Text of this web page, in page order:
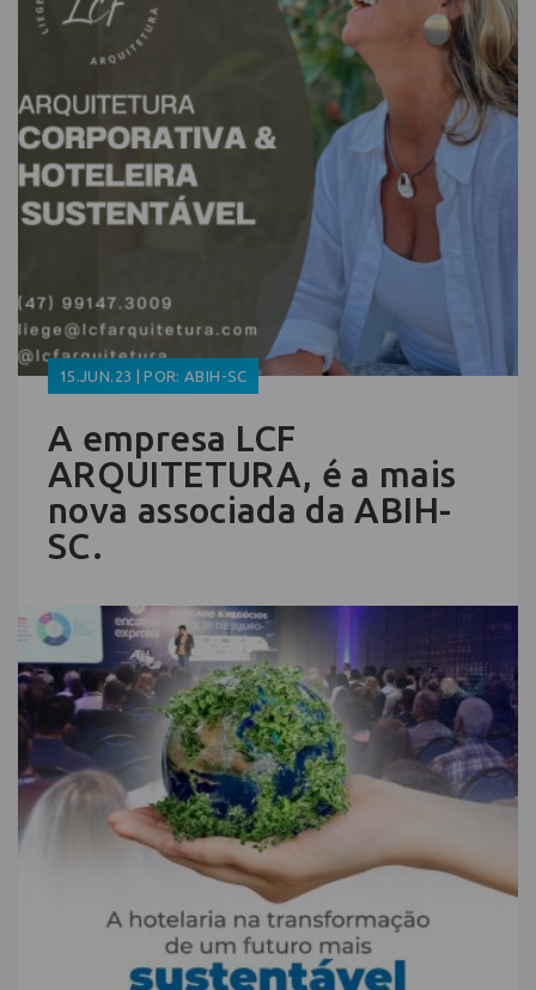
15.JUN.23 | POR: ABIH-SC
A empresa LCF
ARQUITETURA, é a mais
nova associada da ABIH-
SC.